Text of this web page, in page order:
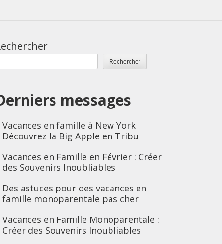
Rechercher
messages
Vacances en famille à New York :
Découvrez la Big Apple en Tribu
Vacances en Famille en Février : Créer
des Souvenirs Inoubliables
Des astuces pour des vacances en
famille monoparentale pas cher
Vacances en Famille Monoparentale :
Créer des Souvenirs Inoubliables